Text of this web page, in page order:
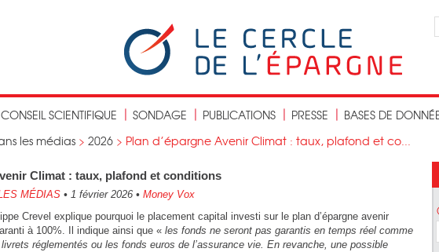
CONSEIL SCIENTIFIQUE SONDAGE PUBLICATIONS PRESSE
BASES DE
les médias > 2026 > Plan d’épargne Avenir Climat : taux, plafond et co...
Climat : taux, plafond et conditions
MÉDIAS • 1 février 2026 • Money Vox
Crevel explique pourquoi le placement capital investi sur le plan d’épargne avenir
à 100%. Il indique ainsi que « les fonds ne seront pas garantis en temps réel comme
réglementés ou les fonds euros de l’assurance vie. En revanche, une possible